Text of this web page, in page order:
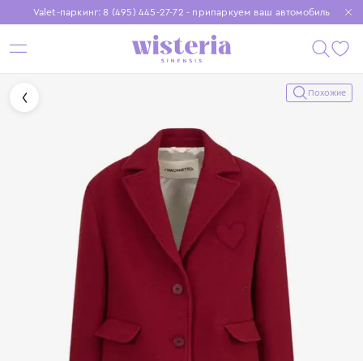
Valet-паркинг: 8 (495) 445-27-72 - припаркуем ваш автомобиль
Бесплатная доставка при заказе от 15 000 ₽
Установите приложение, чтобы покупки были еще удобнее
Похожие